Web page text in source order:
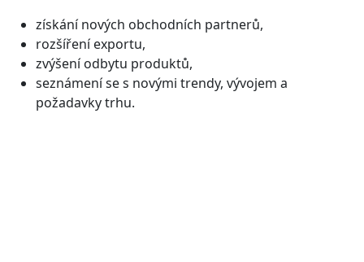
získání nových obchodních partnerů,
rozšíření exportu,
zvýšení odbytu produktů,
seznámení se s novými trendy, vývojem a
požadavky trhu.